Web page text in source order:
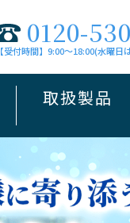
0120-
【受付時間】9:00～18:00(水曜日
取扱製品
和墓
デザイン墓
未来墓
jewel